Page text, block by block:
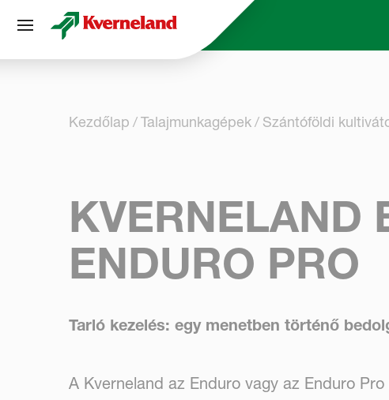
Kezdőlap Talajmunkagépek Szántóföldi
KVERNELAND
ENDURO PRO
Tarló kezelés: egy menetben történő
A Kverneland az Enduro vagy az Enduro
Süti preferenciák